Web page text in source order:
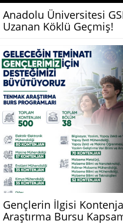
Anadolu Üniversitesi
Uzanan Köklü Geçmiş!
Gençlerin İlgisi
Araştırma Bursu